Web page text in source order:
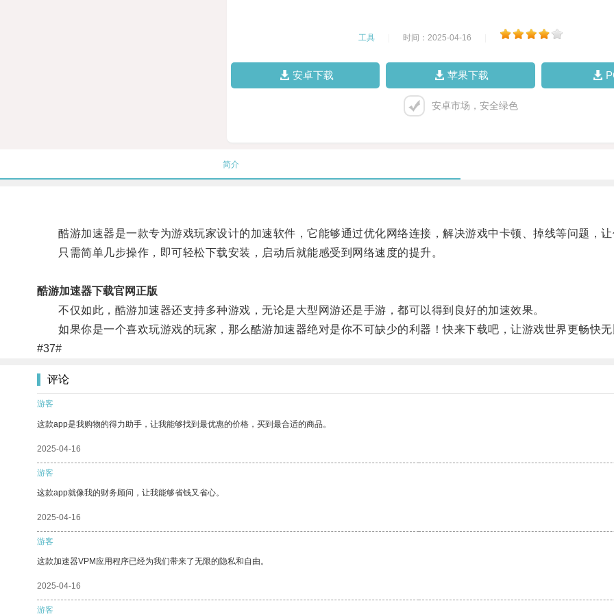
工具 时间：2025-04-16
安卓下载 苹果下载
安卓市场，安全绿色
简介
酷游加速器是一款专为游戏玩家设计的加速软件，它能够通过优化网络连接，解决游戏中卡顿、掉线等问题，
只需简单几步操作，即可轻松下载安装，启动后就能感受到网络速度的提升。
酷游加速器下载官网正版
不仅如此，酷游加速器还支持多种游戏，无论是大型网游还是手游，都可以得到良好的加速效果。
如果你是一个喜欢玩游戏的玩家，那么酷游加速器绝对是你不可缺少的利器！快来下载吧，让游戏世界更畅快
#37#
评论
游客
这款app是我购物的得力助手，让我能够找到最优惠的价格，买到最合适的商品。
2025-04-16
游客
这款app就像我的财务顾问，让我能够省钱又省心。
2025-04-16
游客
这款加速器VPM应用程序已经为我们带来了无限的隐私和自由。
2025-04-16
游客